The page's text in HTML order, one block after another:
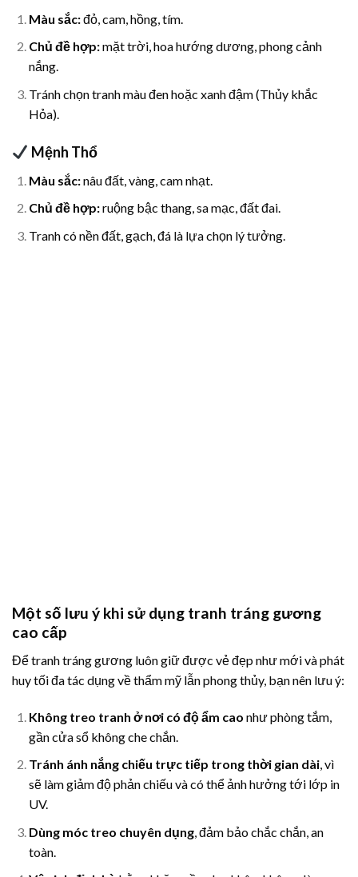
Màu sắc:đỏ, cam, hồng, tím.
Chủ đề hợp:mặt trời, hoa hướng dương, phong cảnh
nắng.
Tránh chọn tranh màu đen hoặc xanh đậm (Thủy khắc
Hỏa).
Mệnh Thổ
Màu sắc:nâu đất, vàng, cam nhạt.
Chủ đề hợp:ruộng bậc thang, sa mạc, đất đai.
Tranh có nền đất, gạch, đá là lựa chọn lý tưởng.
Một số lưu ý khi sử dụng tranh tráng gương
cao cấp
Để tranh tráng gương luôn giữ được vẻ đẹp như mới và phát
huy tối đa tác dụng về thẩm mỹ lẫn phong thủy, bạn nên lưu ý:
Không treo tranh ở nơi có độ ẩm cao như phòng tắm,
gần cửa sổ không che chắn.
Tránh ánh nắng chiếu trực tiếp trong thời gian dài, vì
sẽ làm giảm độ phản chiếu và có thể ảnh hưởng tới lớp in
UV.
Dùng móc treo chuyên dụng, đảm bảo chắc chắn, an
toàn.